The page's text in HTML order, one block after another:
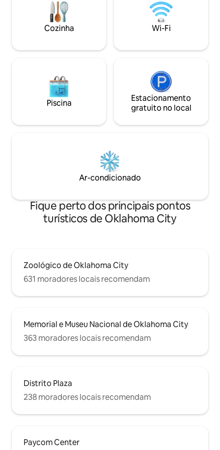
oferecendo maior segurança.
Ocupamos a casa principal e o quintal.
Temos um Dogue Alemão amigável
(Winston) que é bem-educado e é
acesso à casa é feito por uma garagem.
Cozinha Wi-Fi
Piscina
Estacionamento
gratuito no local
Ar-condicionado
Fique perto dos principais pontos
turísticos de Oklahoma City
Zoológico de Oklahoma City
631 moradores locais recomendam
Memorial e Museu Nacional de Oklahoma City
363 moradores locais recomendam
Distrito Plaza
238 moradores locais recomendam
Paycom Center